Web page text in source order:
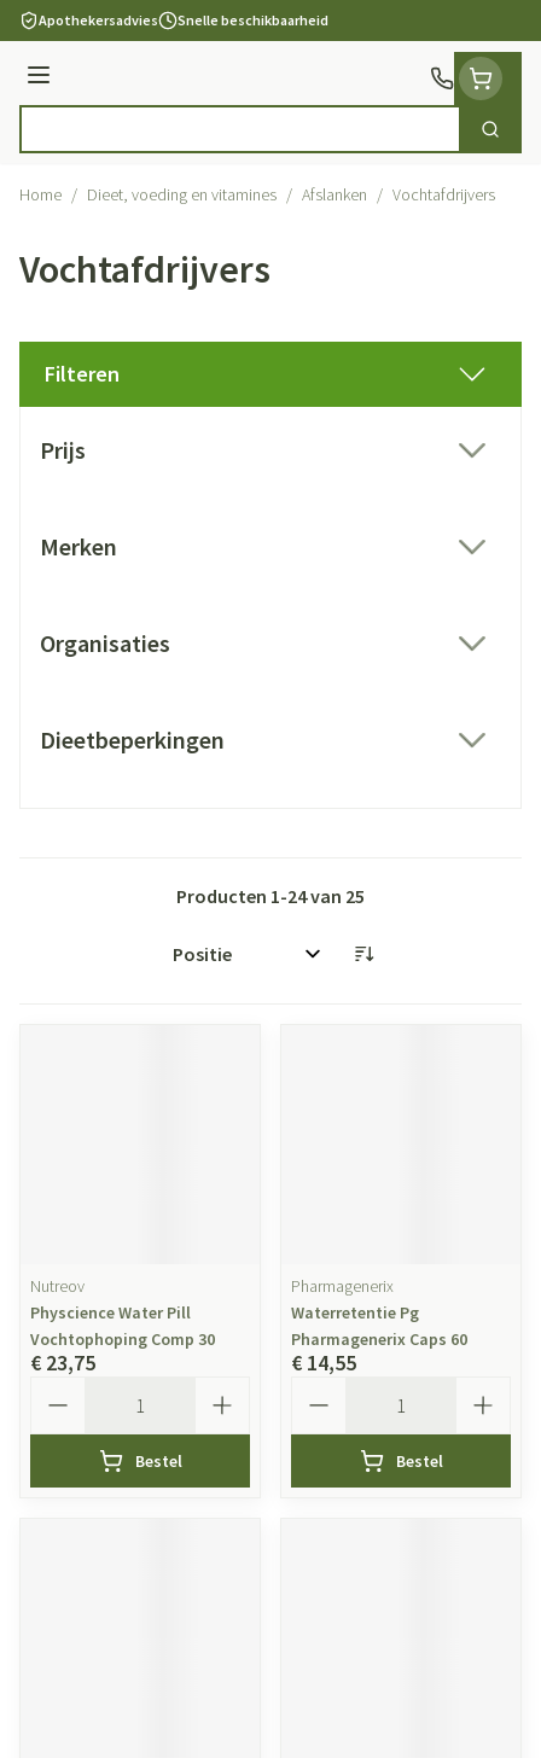
Ga naar de inhoud
Apothekersadvies Snelle beschikbaarheid
Menu
Zoek
Home / Dieet, voeding en vitamines / Afslanken / Vochtafdrijvers
Vochtafdrijvers
Filteren
Prijs
Merken
Organisaties
Dieetbeperkingen
Producten 1-24van 25
Sorteer op:
Nutreov
Physcience Water Pill
Vochtophoping Comp 30
€ 23,75
Bestel
Pharmagenerix
Waterretentie Pg
Pharmagenerix Caps 60
€ 14,55
Bestel